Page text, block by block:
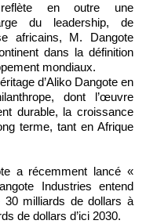
en outre une
du leadership, de
africains, M. Dangote
dans la définition
mondiaux.
d’Aliko Dangote en
dont l’œuvre
durable, la croissance
terme, tant en Afrique
a récemment lancé «
Industries entend
30 milliards de dollars à
de dollars d’ici 2030.